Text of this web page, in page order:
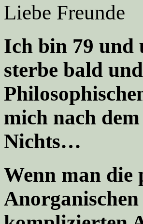
Liebe Freunde
Ich bin 79 und
sterbe bald
mich nach
Nichts…
Wenn man die